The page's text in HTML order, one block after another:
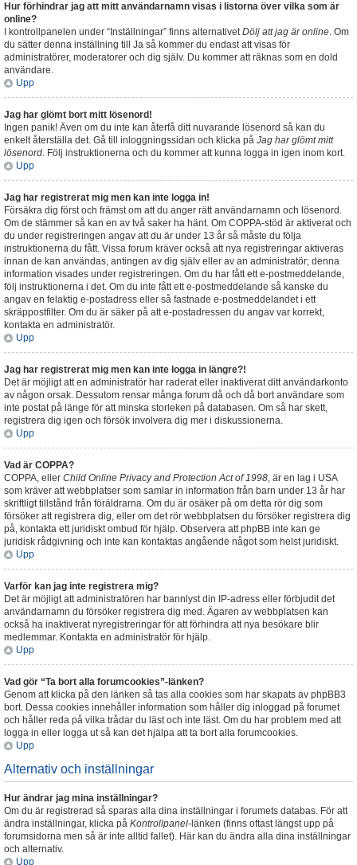
Hur förhindrar jag att mitt användarnamn visas i listorna över vilka som är
online?
I kontrollpanelen under “Inställningar” finns alternativetDölj att jag är online. Om
du sätter denna inställning till Ja så kommer du endast att visas för
administratörer, moderatorer och dig själv. Du kommer att räknas som en dold
användare.
Upp
Jag har glömt bort mitt lösenord!
Ingen panik! Även om du inte kan återfå ditt nuvarande lösenord så kan du
enkelt återställa det. Gå till inloggningssidan och klicka på Jag har glömt mitt
lösenord. Följ instruktionerna och du kommer att kunna logga in igen inom kort.
Upp
Jag har registrerat mig men kan inte logga in!
Försäkra dig först och främst om att du anger rätt användarnamn och lösenord.
Om de stämmer så kan en av två saker ha hänt. Om COPPA-stöd är aktiverat och
du under registreringen angav att du är under 13 år så måste du följa
instruktionerna du fått. Vissa forum kräver också att nya registreringar aktiveras
innan de kan användas, antingen av dig själv eller av an administratör; denna
information visades under registreringen. Om du har fått ett e-postmeddelande,
följ instruktionerna i det. Om du inte fått ett e-postmeddelande så kanske du
angav en felaktig e-postadress eller så fastnade e-postmeddelandet i ett
skräppostfilter. Om du är säker på att e-postadressen du angav var korrekt,
kontakta en administratör.
Upp
Jag har registrerat mig men kan inte logga in längre?!
Det är möjligt att en administratör har raderat eller inaktiverat ditt användarkonto
av någon orsak. Dessutom rensar många forum då och då bort användare som
inte postat på länge för att minska storleken på databasen. Om så har skett,
registrera dig igen och försök involvera dig mer i diskussionerna.
Upp
Vad är COPPA?
COPPA, eller Child Online Privacy and Protection Act of 1998, är en lag i USA
som kräver att webbplatser som samlar in information från barn under 13 år har
skriftligt tillstånd från föräldrarna. Om du är osäker på om detta rör dig som
försöker att registrera dig, eller om det rör webbplatsen du försöker registrera dig
på, kontakta ett juridiskt ombud för hjälp. Observera att phpBB inte kan ge
juridisk rådgivning och inte kan kontaktas angående något som helst juridiskt.
Upp
Varför kan jag inte registrera mig?
Det är möjligt att administratören har bannlyst din IP-adress eller förbjudit det
användarnamn du försöker registrera dig med. Ägaren av webbplatsen kan
också ha inaktiverat nyregistreringar för att förhindra att nya besökare blir
medlemmar. Kontakta en administratör för hjälp.
Upp
Vad gör “Ta bort alla forumcookies”-länken?
Genom att klicka på den länken så tas alla cookies som har skapats av phpBB3
bort. Dessa cookies innehåller information som håller dig inloggad på forumet
och håller reda på vilka trådar du läst och inte läst. Om du har problem med att
logga in eller logga ut så kan det hjälpa att ta bort alla forumcookies.
Upp
Alternativ och inställningar
Hur ändrar jag mina inställningar?
Om du är registrerad så sparas alla dina inställningar i forumets databas. För att
ändra inställningar, klicka på Kontrollpanel-länken (finns oftast längst upp på
forumsidorna men så är inte alltid fallet). Här kan du ändra alla dina inställningar
och alternativ.
Upp